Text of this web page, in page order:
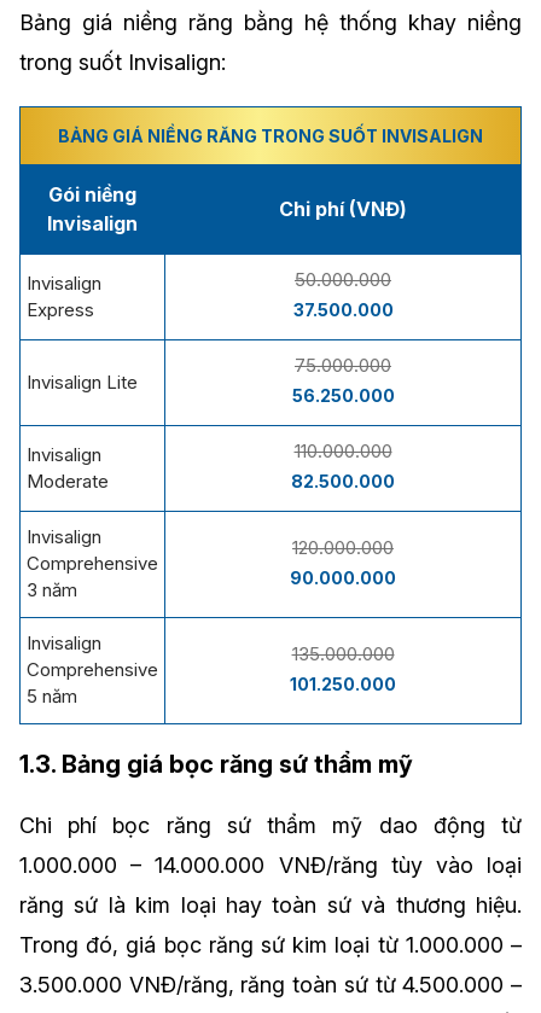
Bảng giá niềng răng bằng hệ thống khay niềng
trong suốt Invisalign:
BẢNG GIÁ NIỀNG RĂNG TRONG SUỐT INVISALIGN
Gói niềng
Invisalign
Chi phí (VNĐ)
Invisalign
Express
50.000.000
37.500.000
Invisalign Lite
75.000.000
56.250.000
Invisalign
Moderate
110.000.000
82.500.000
Invisalign
Comprehensive
3 năm
120.000.000
90.000.000
Invisalign
Comprehensive
5 năm
135.000.000
101.250.000
1.3. Bảng giá bọc răng sứ thẩm mỹ
Chi phí bọc răng sứ thẩm mỹ dao động từ
1.000.000 – 14.000.000 VNĐ/răng tùy vào loại
răng sứ là kim loại hay toàn sứ và thương hiệu.
Trong đó, giá bọc răng sứ kim loại từ 1.000.000 –
3.500.000 VNĐ/răng, răng toàn sứ từ 4.500.000 –